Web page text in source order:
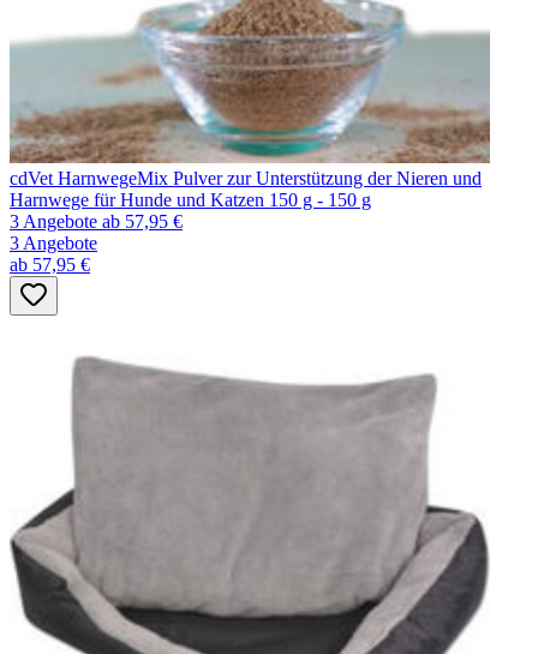
cdVet HarnwegeMix Pulver zur Unterstützung der Nieren und
Harnwege für Hunde und Katzen 150 g - 150 g
3 Angebote ab 57,95 €
3 Angebote
ab 57,95 €